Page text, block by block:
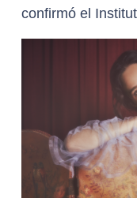
confirmó el